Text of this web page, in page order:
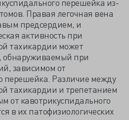
Правая легочная вена
предсердием, и
активность при
тахикардии может
обнаруживаемый при
зависимом от
перешейка. Различие между
тахикардии и трепетанием
от кавотрикуспидального
в их патофизиологических